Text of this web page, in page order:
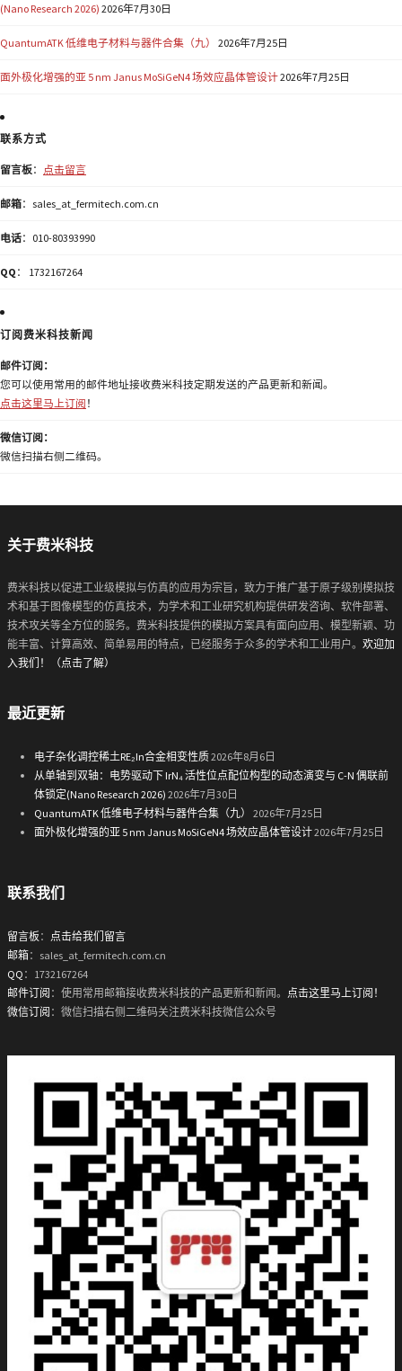
(Nano Research 2026) 2026年7月30日
QuantumATK 低维电子材料与器件合集（九） 2026年7月25日
面外极化增强的亚 5 nm Janus MoSiGeN4 场效应晶体管设计2026年7月25日
联系方式
留言板： 点击留言
邮箱：sales_at_fermitech.com.cn
电话：010-80393990
QQ ： 1732167264
订阅费米科技新闻
邮件订阅：
您可以使用常用的邮件地址接收费米科技定期发送的产品更新和新闻。
点击这里马上订阅 ！
微信订阅：
微信扫描右侧二维码。
关于费米科技
费米科技以促进工业级模拟与仿真的应用为宗旨，致力于推广基于原子级别模拟技
术和基于图像模型的仿真技术，为学术和工业研究机构提供研发咨询、软件部署、
技术攻关等全方位的服务。费米科技提供的模拟方案具有面向应用、模型新颖、功
能丰富、计算高效、简单易用的特点，已经服务于众多的学术和工业用户。 欢迎加
入我们！（点击了解）
最近更新
电子杂化调控稀土RE₂In合金相变性质2026年8月6日
从单轴到双轴：电势驱动下 IrN₄ 活性位点配位构型的动态演变与 C-N 偶联前
体锁定(Nano Research 2026) 2026年7月30日
QuantumATK 低维电子材料与器件合集（九）
2026年7月25日
面外极化增强的亚 5 nm Janus MoSiGeN4 场效应晶体管设计2026年7月25日
联系我们
留言板 ： 点击给我们留言
邮箱：sales_at_fermitech.com.cn
QQ ：1732167264
邮件订阅 ：使用常用邮箱接收费米科技的产品更新和新闻。 点击这里马上订阅！
微信订阅 ：微信扫描右侧二维码关注费米科技微信公众号